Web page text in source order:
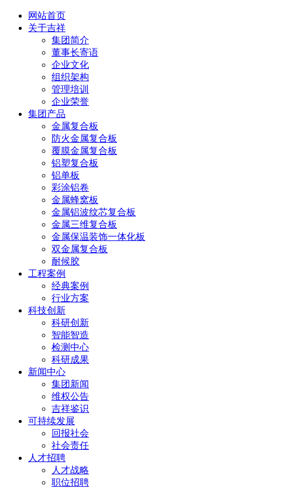
网站首页
关于吉祥
集团简介
董事长寄语
企业文化
组织架构
管理培训
企业荣誉
集团产品
金属复合板
防火金属复合板
覆膜金属复合板
铝塑复合板
铝单板
彩涂铝卷
金属蜂窝板
金属铝波纹芯复合板
金属三维复合板
金属保温装饰一体化板
双金属复合板
耐候胶
工程案例
经典案例
行业方案
科技创新
科研创新
智能智造
检测中心
科研成果
新闻中心
集团新闻
维权公告
吉祥鉴识
可持续发展
回报社会
社会责任
人才招聘
人才战略
职位招聘